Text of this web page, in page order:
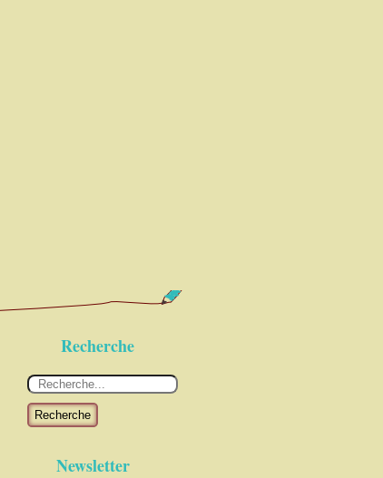
Recherche
Recherche
Newsletter